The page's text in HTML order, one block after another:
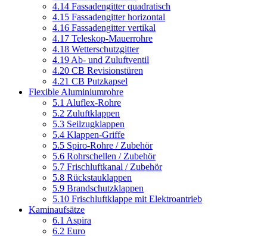
4.14 Fassadengitter quadratisch
4.15 Fassadengitter horizontal
4.16 Fassadengitter vertikal
4.17 Teleskop-Mauerrohre
4.18 Wetterschutzgitter
4.19 Ab- und Zuluftventil
4.20 CB Revisionstüren
4.21 CB Putzkapsel
Flexible Aluminiumrohre
5.1 Aluflex-Rohre
5.2 Zuluftklappen
5.3 Seilzugklappen
5.4 Klappen-Griffe
5.5 Spiro-Rohre / Zubehör
5.6 Rohrschellen / Zubehör
5.7 Frischluftkanal / Zubehör
5.8 Rückstauklappen
5.9 Brandschutzklappen
5.10 Frischluftklappe mit Elektroantrieb
Kaminaufsätze
6.1 Aspira
6.2 Euro